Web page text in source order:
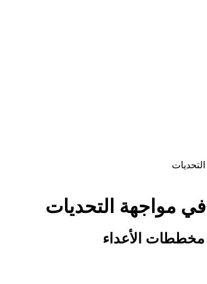
مواجهة التحديات
مخططات الأعداء